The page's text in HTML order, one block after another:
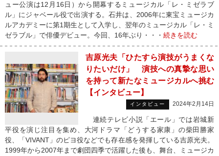
ュー公演は12月16日）から開幕するミュージカル「レ・ミゼラブ
ル」にジャベール役で出演する。石井は、2006年に東宝ミュージカ
ルアカデミーに第1期生として入学し、翌年のミュージカル「レ・ミ
ゼラブル」で俳優デビュー。今回、16年ぶり・・・ 続きを読む
吉原光夫「ひたすら演技がうまくな
りたいだけ」 演技への真摯な思い
を持って新たなミュージカルへ挑む
【インタビュー】
インタビュー 2024年2月14日
連続テレビ小説「エール」では岩城新
平役を演じ注目を集め、大河ドラマ「どうする家康」の柴田勝家
役、「VIVANT」のピヨ役などでも存在感を発揮している吉原光夫。
1999年から2007年まで劇団四季で活躍した後も、舞台、ミュージカ